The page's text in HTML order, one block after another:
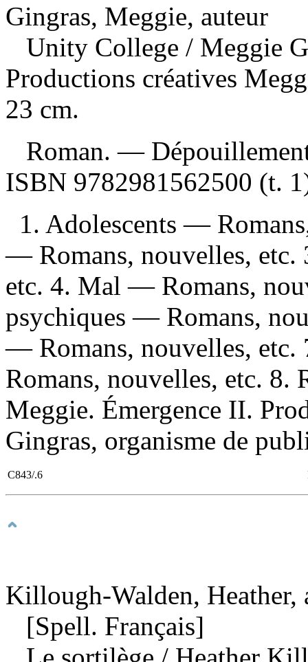
Gingras, Meggie, auteur
Unity College / Meggie
Productions créatives
23 cm.
Roman. —
ISBN 9782981562500 (t.
1. Adolescents —
— Romans, nouvelles,
etc. 4. Mal — Romans,
psychiques — Romans,
— Romans, nouvelles,
Romans, nouvelles, etc. 8.
Meggie. Émergence II.
Gingras, organisme de
C843/.6
Killough-Walden, Heather,
[Spell. Français]